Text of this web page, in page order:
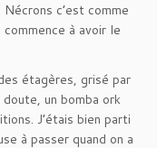
c’est comme
à avoir le
étagères, grisé par
doute, un bomba ork
J’étais bien parti
à passer quand on a